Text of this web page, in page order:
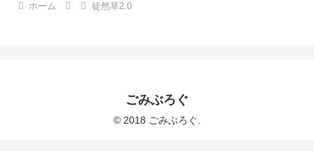
ホーム 徒然草2.0
ごみぶろぐ
© 2018 ごみぶろぐ.